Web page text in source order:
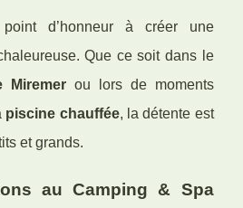
d’honneur à créer une
Que ce soit dans le
Miremerou lors de moments
piscine chauffée, la détente est
et grands.
au Camping & Spa